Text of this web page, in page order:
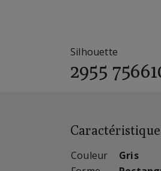
Silhouette
2955
Couleur
Gris